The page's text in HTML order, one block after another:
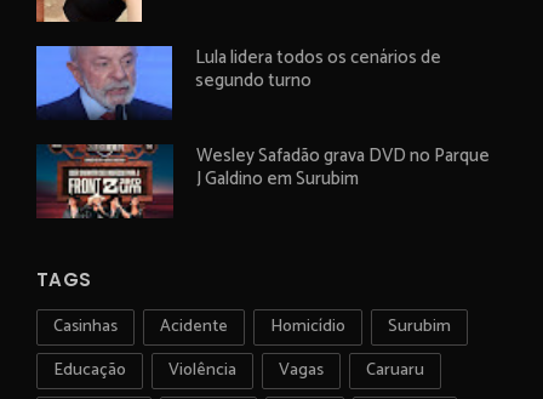
Lula lidera todos os cenários de
segundo turno
Wesley Safadão grava DVD no Parque
J Galdino em Surubim
TAGS
Casinhas Acidente Homicídio
Surubim
Educação
Violência Vagas
Caruaru